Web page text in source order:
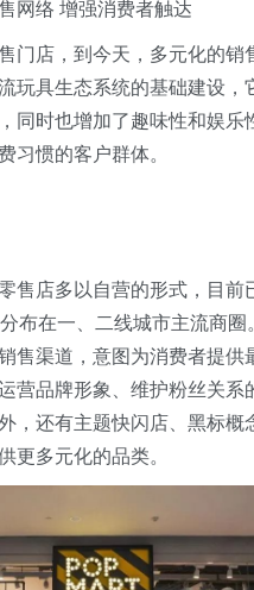
网络 增强消费者触达
门店，到今天，多元化的销
玩具生态系统的基础建设，
同时也增加了趣味性和娱乐
习惯的客户群体。
售店多以自营的形式，目前
布在一、二线城市主流商圈
售渠道，意图为消费者提供
营品牌形象、维护粉丝关系
，还有主题快闪店、黑标概
更多元化的品类。